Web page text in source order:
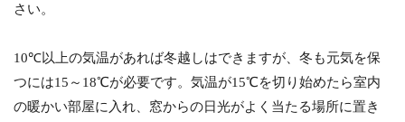
さい。
10℃以上の気温があれば冬越しはできますが、冬も元気を保
つには15～18℃が必要です。気温が15℃を切り始めたら室内
の暖かい部屋に入れ、窓からの日光がよく当たる場所に置き